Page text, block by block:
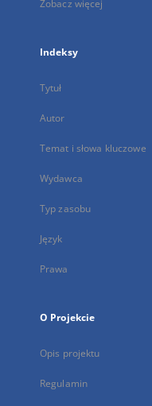
Zobacz więcej
Indeksy
Tytuł
Autor
Temat i słowa kluczowe
Wydawca
Typ zasobu
Język
Prawa
O Projekcie
Opis projektu
Regulamin